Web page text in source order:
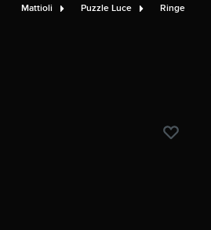
Mattioli Puzzle Luce Ringe